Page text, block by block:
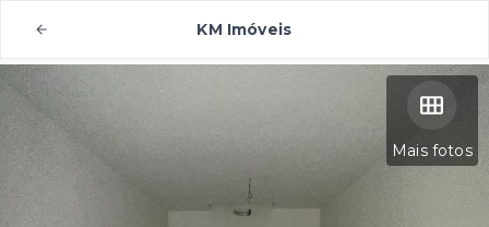
KM Imóveis
Mais fotos